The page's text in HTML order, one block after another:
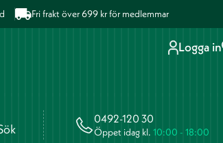
Fri frakt över 699 kr för medlemmar
Logga in
0492-120 30
Öppet idag kl.10:00 - 18:00